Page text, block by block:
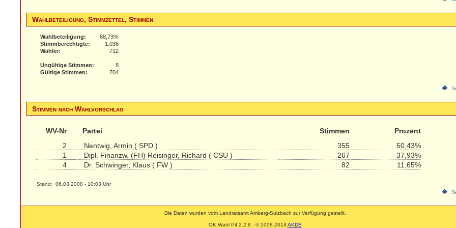
Wahlbeteiligung, Stimmzettel, Stimmen
Wahlbeteiligung:
68,73%
Stimmberechtigte:
1.036
Wähler:
712
Ungültige Stimmen:
8
Gültige Stimmen:
704
Stimmen nach Wahlvorschlag
WV-Nr Partei Stimmen
Prozent
2
Nentwig, Armin ( SPD ) 355
50,43%
1
Dipl. Finanzw. (FH) Reisinger, Richard ( CSU ) 267
37,93%
4
Dr. Schwinger, Klaus ( FW ) 82 11,65%
Stand: 06.03.2008 - 10:03 Uhr
Die Daten wurden vom Landratsamt Amberg-Sulzbach zur Verfügung gestellt.
OK.Wahl PiI 2.2.8 - © 2008-2014AKDB